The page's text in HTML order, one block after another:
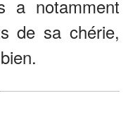
a notamment
de sa chérie,